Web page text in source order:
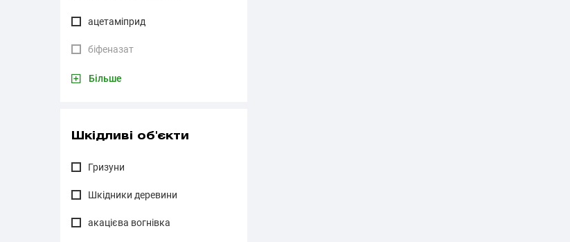
ацетаміприд
бiфеназат
Більше
Шкідливі об'єкти
Гризуни
Шкідники деревини
акацієва вогнівка